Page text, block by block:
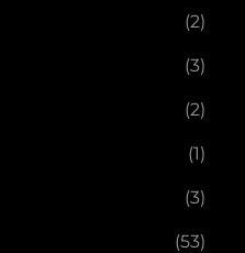
(2)
(3)
(2)
(1)
(3)
(53)